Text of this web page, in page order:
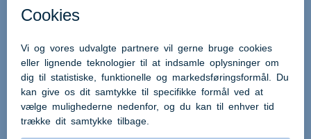
Tlf: 7376 7540
Mail:uu@aabenraa.dk
Uddannelsesguiden - UG.DK
Brobygning.dk
Optagelse.dk
eVejledning